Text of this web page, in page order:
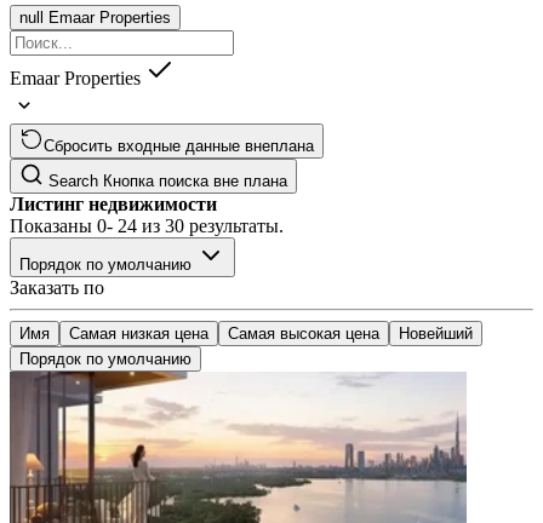
null Emaar Properties
Emaar Properties
Сбросить входные данные внеплана
Search Кнопка поиска вне плана
Листинг недвижимости
Показаны 0- 24 из 30 результаты.
Порядок по умолчанию
Заказать по
Имя Самая низкая цена Самая высокая цена
Новейший
Порядок по умолчанию